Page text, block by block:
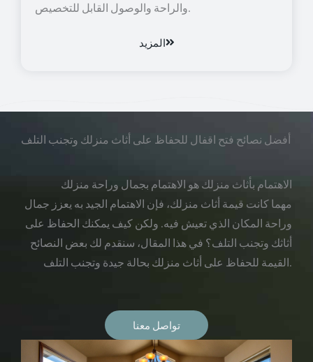
والراحة والوصول القابل للتخصيص.
المزيد
أفضل نصائح فتح اقفال للحفاظ على أثاث منزلك وتجنب التلف
الاهتمام بأثاث منزلك هو الاهتمام بجمال وراحة منزلك
مهما كانت قيمة أثاث منزلك، فإن الاهتمام الجيد به يعزز جمال
وراحة المكان الذي تعيش فيه. ولكن كيف يمكنك الحفاظ على
أثاثك وتجنب التلف؟ في هذا المقال، سنقدم لك بعض النصائح
القيمة للحفاظ على أثاث منزلك بحالة جيدة وتجنب التلف.
تواصل معنا